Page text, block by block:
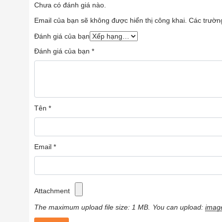
Làm mát tức thì, phủ rộng toàn không
Khả năng sưởi ấm nhanh chóng theo
Hệ thống lọc đa tầng, chống ô nhiễm
Bảo vệ chuyên sâu với công nghệ khử
Đo lường chất lượng không khí chuẩn
Di chuyển linh hoạt, thanh lọc không
Chưa có đánh giá nào.
Email của bạn sẽ không được hiển thị công khai. Các
Đánh giá của bạn
Đánh giá của bạn *
Tên *
Email *
Attachment
The maximum upload file size: 1 MB. You can upload: